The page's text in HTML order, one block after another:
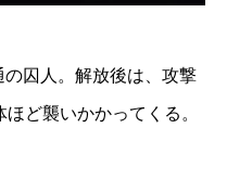
囚人。解放後は、攻撃
ど襲いかかってくる。